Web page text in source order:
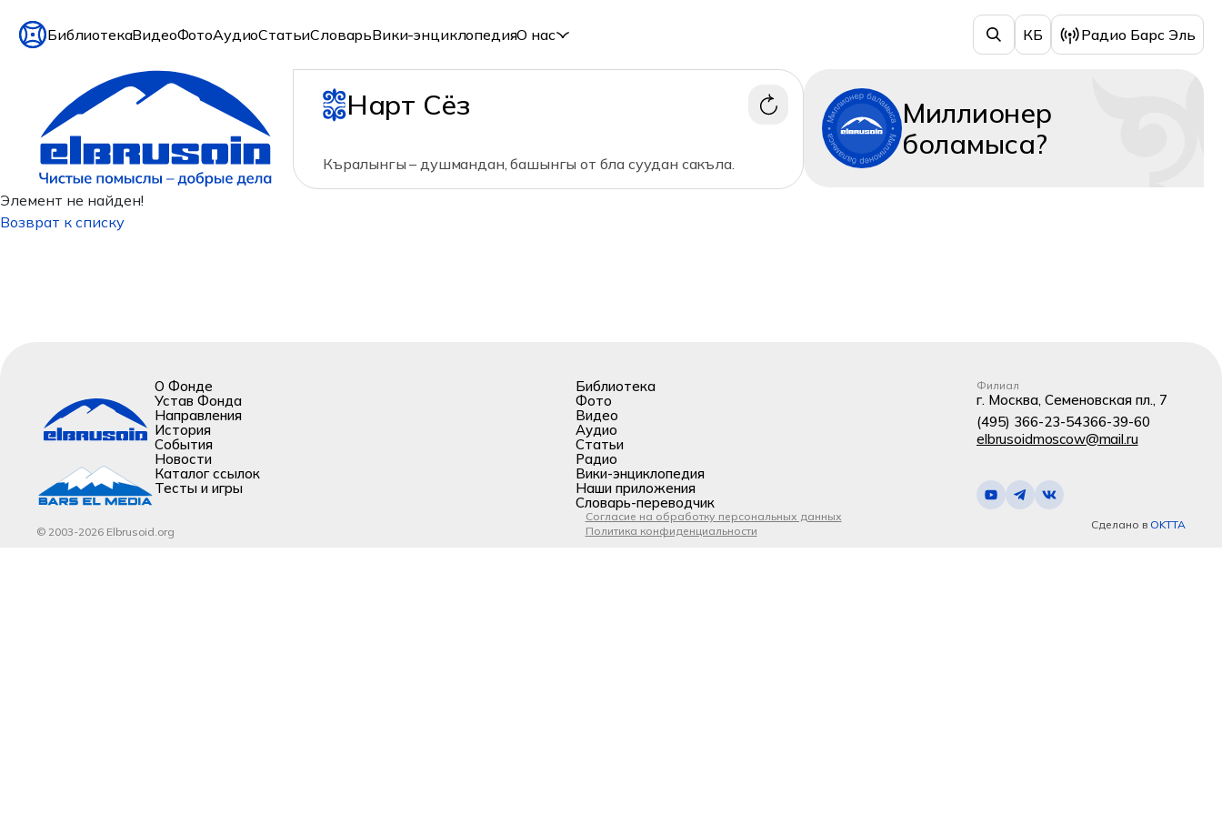
БиблиотекаВидеоФотоАудиоСтатьиСловарьВики-энциклопедияО нас КБ Радио Барс Эль
Нарт Сёз
Къралынгы – душмандан, башынгы от бла суудан сакъла.
Миллионер
боламыса?
Элемент не найден!
Возврат к списку
О Фонде
Устав Фонда
Направления
История
События
Новости
Каталог ссылок
Тесты и игры
Библиотека
Фото
Видео
Аудио
Статьи
Радио
Вики-энциклопедия
Наши приложения
Словарь-переводчик
Филиал
г. Москва, Семеновская пл., 7
(495) 366-23-54366-39-60
elbrusoidmoscow@mail.ru
© 2003-2026 Elbrusoid.org
Согласие на обработку персональных данных
Политика конфиденциальности
Сделано в OKTTA